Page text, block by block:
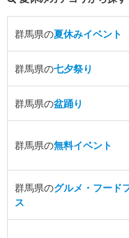
群馬県の夏休みイベント
群馬県の七夕祭り
群馬県の盆踊り
群馬県の無料イベント
群馬県のグルメ・フード
ス